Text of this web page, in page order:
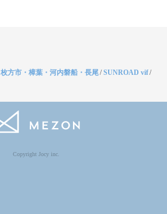
枚方市・樟葉・河内磐船・長尾/SUNROAD vif/
Copyright Jocy inc.